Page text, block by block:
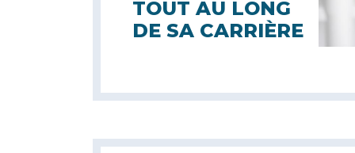
TOUT AU LONG
DE SA CARRIÈRE